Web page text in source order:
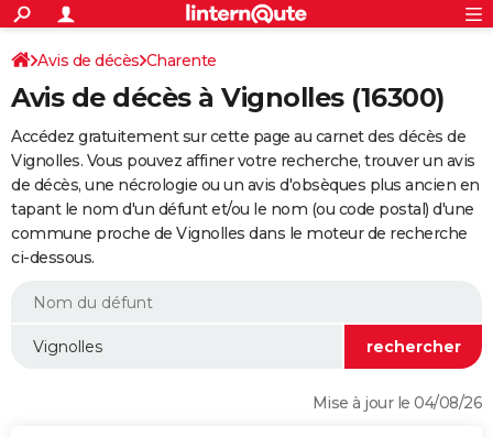
ACTUALITÉS
Politique
Société
Faits Divers
Education
Monde
Villes
+
SPORT
Coupe du monde 2026
Football
Tennis
Cyclisme
Rugby
Forum
Programme TV
TNT
Streaming
Cinéma
Sorties cinéma
Musique
+
FINANCE
Retraite
Epargne
Immobilier
Risques naturels par ville
Assurance
AUTO
Essais
Réserver un essai
Citadines
Berlines
SUV
Forum auto
+HIGH-TECH
BRICOLAGE
WEEK-END
Connexion
Avis de décès Charente
Avis de décès à Vignolles (16300)
Accédez gratuitement sur cette page au carnet des décès de
Vignolles. Vous pouvez affiner votre recherche, trouver un avis
de décès, une nécrologie ou un avis d'obsèques plus ancien en
tapant le nom d'un défunt et/ou le nom (ou code postal) d'une
commune proche de Vignolles dans le moteur de recherche
ci-dessous.
Mise à jour le 04/08/26